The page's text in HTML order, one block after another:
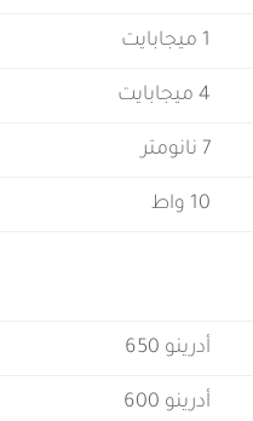
1 ميجابايت
4 ميجابايت
7 نانومتر
10 واط
أدرينو 650
أدرينو 600